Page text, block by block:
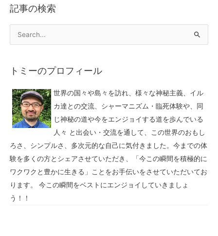
記事の検索
トミーのプロフィール
世界の国々や島々を訪れ、様々な神秘主義、イル
カ達との交流、シャーマニズム・臨死体験や、同
じ神秘の道や今をエンジョイする道を歩んでいる
人々 と出会い・交流を通して、この世界のおもし
ろさ、シンプルさ、多次元的な自己に気付きました。今までの体
験を多くの方とシェアさせていただき、「今この瞬間を積極的に
ワクワクと豊かに生きる」ことをお手伝いをさせていただいてお
ります。 今この瞬間をベストにエンジョイしていきましょ
う！！